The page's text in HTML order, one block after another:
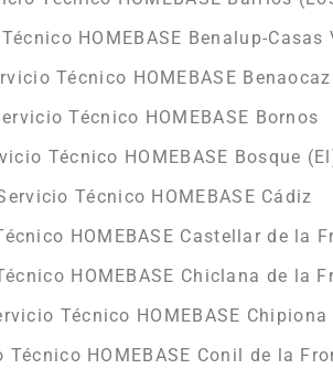
HOMEBASE Benalup-Casas
Técnico HOMEBASE Benaocaz
Técnico HOMEBASE Bornos
Técnico HOMEBASE Bosque
Técnico HOMEBASE Cádiz
HOMEBASE Castellar de la
HOMEBASE Chiclana de la
Técnico HOMEBASE Chipiona
Técnico HOMEBASE Conil de la